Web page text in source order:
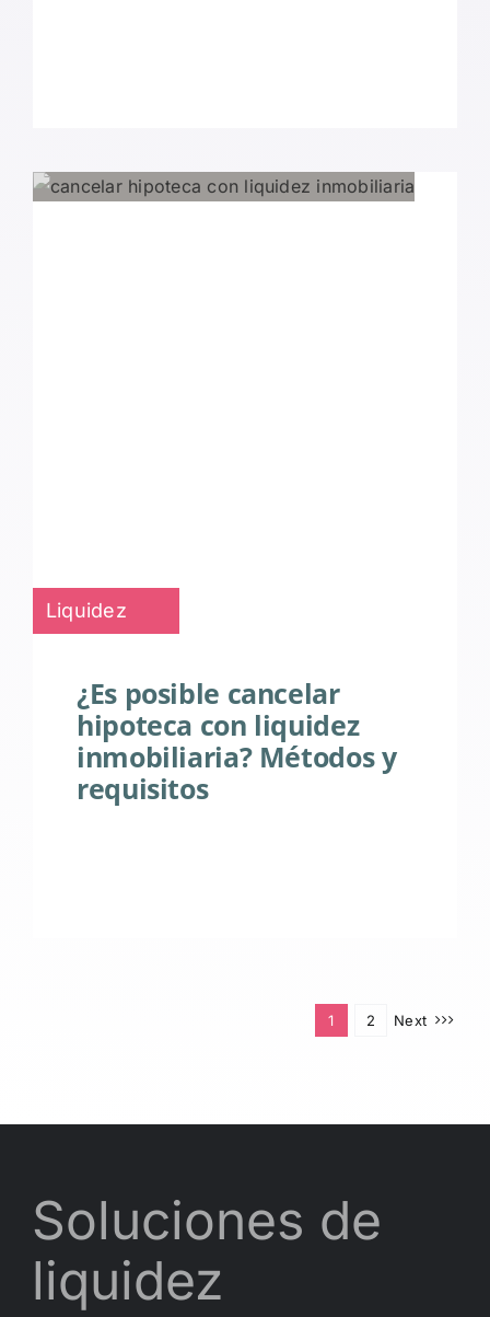
Liquidez
¿Es posible cancelar
hipoteca con liquidez
inmobiliaria? Métodos y
requisitos
1 2 Next
Soluciones de
liquidez